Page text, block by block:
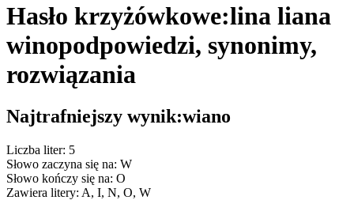
Hasło krzyżówkowe:lina liana
winopodpowiedzi, synonimy,
rozwiązania
Najtrafniejszy wynik:wiano
Liczba liter: 5
Słowo zaczyna się na: W
Słowo kończy się na: O
Zawiera litery: A, I, N, O, W